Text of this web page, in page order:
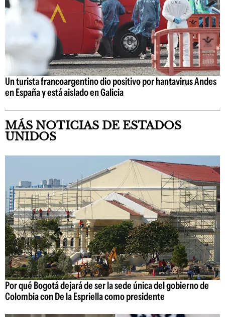
Un turista francoargentino dio positivo por hantavirus Andes
en España y está aislado en Galicia
MÁS NOTICIAS DE ESTADOS
UNIDOS
Por qué Bogotá dejará de ser la sede única del gobierno de
Colombia con De la Espriella como presidente